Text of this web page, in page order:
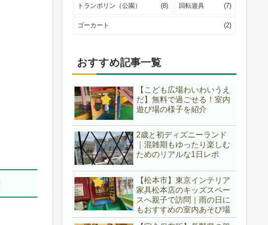
トランポリン（公園） (8) 回転遊具 (7)
ゴーカート (2)
おすすめ記事一覧
【こども広場わいわいうえ
だ】無料で過ごせる！室内
遊び場の様子を紹介
2歳と初ディズニーランド
｜混雑期もゆったり楽しむ
ためのリアルな1日レポ
【松本市】東京インテリア
家具松本店のキッズスペー
スへ親子で訪問｜雨の日に
もおすすめの室内あそび場